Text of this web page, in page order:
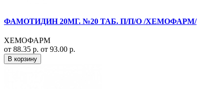
ФАМОТИДИН 20МГ. №20 ТАБ. П/П/О /ХЕМОФАРМ/
ХЕМОФАРМ
от 88.35 р. от 93.00 р.
В корзину